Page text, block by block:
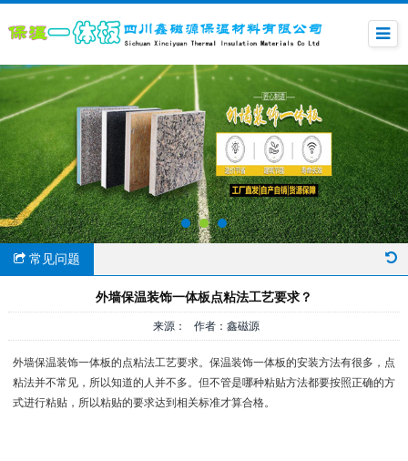
常见问题
外墙保温装饰一体板点粘法工艺要求？
来源： 作者：鑫磁源
外墙保温装饰一体板的点粘法工艺要求。保温装饰一体板的安装方法有很多，点
粘法并不常见，所以知道的人并不多。但不管是哪种粘贴方法都要按照正确的方
式进行粘贴，所以粘贴的要求达到相关标准才算合格。